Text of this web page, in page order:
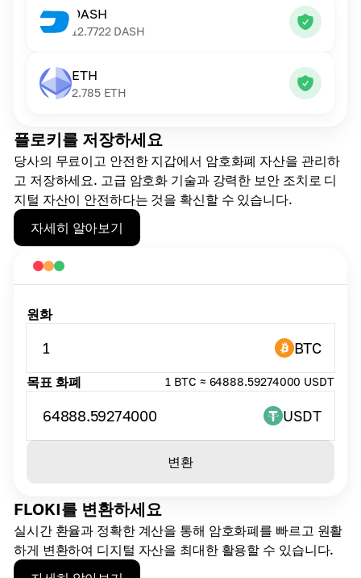
플로키를 저장하세요
당사의 무료이고 안전한 지갑에서 암호화폐 자산을 관리하
고 저장하세요. 고급 암호화 기술과 강력한 보안 조치로 디
지털 자산이 안전하다는 것을 확신할 수 있습니다.
자세히 알아보기
DASH
12.7722 DASH
ETH
2.785 ETH
FLOKI를 변환하세요
실시간 환율과 정확한 계산을 통해 암호화폐를 빠르고 원활
하게 변환하여 디지털 자산을 최대한 활용할 수 있습니다.
원화
1 BTC
목표 화폐 1 BTC ≈ 64888.59274000 USDT
64888.59274000 USDT
변환